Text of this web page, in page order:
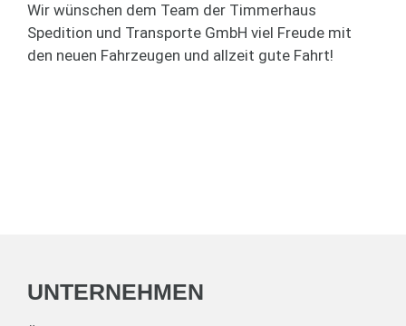
Wir wünschen dem Team der Timmerhaus
Spedition und Transporte GmbH viel Freude mit
den neuen Fahrzeugen und allzeit gute Fahrt!
UNTERNEHMEN